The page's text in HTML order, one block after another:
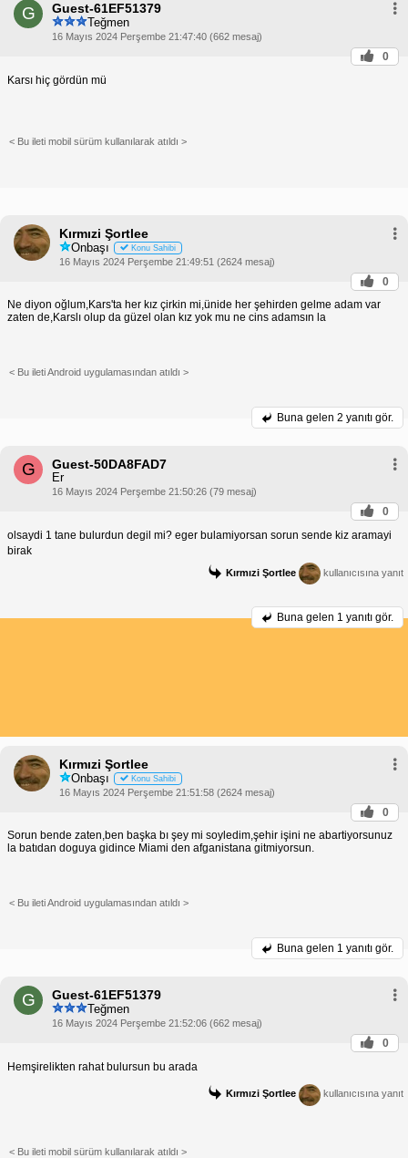
G Guest-61EF51379
Teğmen
16 Mayıs 2024 Perşembe 21:47:40 (662 mesaj)
0
Karsı hiç gördün mü
< Bu ileti mobil sürüm kullanılarak atıldı >
Kırmızi Şortlee
Onbaşı Konu Sahibi
16 Mayıs 2024 Perşembe 21:49:51 (2624 mesaj)
0
Ne diyon oğlum,Kars'ta her kız çirkin mi,ünide her şehirden gelme adam var
zaten de,Karslı olup da güzel olan kız yok mu ne cins adamsın la
< Bu ileti Android uygulamasından atıldı >
Buna gelen 2 yanıtı gör.
G Guest-50DA8FAD7
Er
16 Mayıs 2024 Perşembe 21:50:26 (79 mesaj)
0
olsaydi 1 tane bulurdun degil mi? eger bulamiyorsan sorun sende kiz aramayi
birak
Kırmızi Şortlee kullanıcısına yanıt
Buna gelen 1 yanıtı gör.
Kırmızi Şortlee
Onbaşı Konu Sahibi
16 Mayıs 2024 Perşembe 21:51:58 (2624 mesaj)
0
Sorun bende zaten,ben başka bı şey mi soyledim,şehir işini ne abartiyorsunuz
la batıdan doguya gidince Miami den afganistana gitmiyorsun.
< Bu ileti Android uygulamasından atıldı >
Buna gelen 1 yanıtı gör.
G Guest-61EF51379
Teğmen
16 Mayıs 2024 Perşembe 21:52:06 (662 mesaj)
0
Hemşirelikten rahat bulursun bu arada
Kırmızi Şortlee kullanıcısına yanıt
< Bu ileti mobil sürüm kullanılarak atıldı >